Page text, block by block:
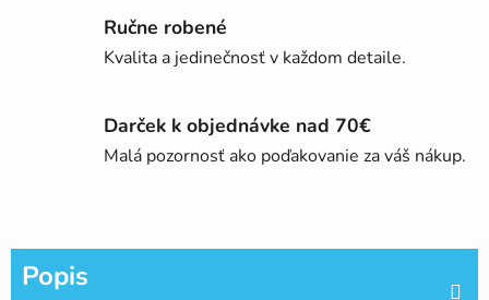
Ručne robené
Kvalita a jedinečnosť v každom detaile.
Darček k objednávke nad 70€
Malá pozornosť ako poďakovanie za váš nákup.
Popis